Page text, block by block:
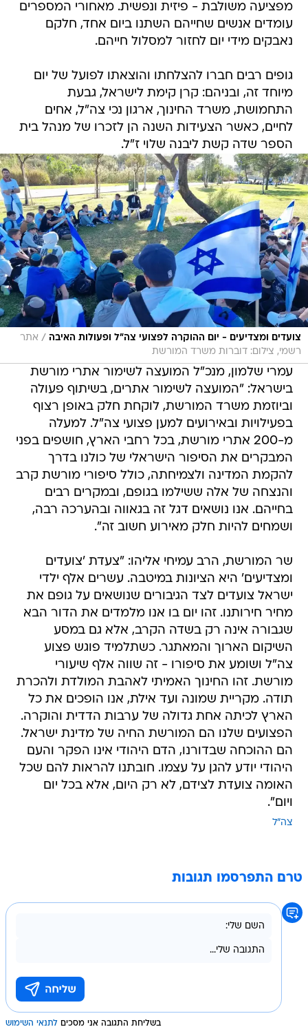
מפציעה משולבת - פיזית ונפשית. מאחורי המספרים
עומדים אנשים שחייהם השתנו ביום אחד, חלקם
נאבקים מידי יום לחזור למסלול חייהם.
גופים רבים חברו להצלחתו והוצאתו לפועל של יום
מיוחד זה, ובניהם: קרן קימת לישראל, גבעת
התחמושת, משרד החינוך, ארגון נכי צה"ל, אחים
לחיים, כאשר הצעידות השנה הן לזכרו של מנהל בית
הספר שדה קשת ליבנה שלוי ז"ל.
צועדים ומצדיעים - יום ההוקרה לפצועי צה"ל ופעולות האיבה / אתר
רשמי, צילום: דוברות משרד המורשת
עמרי שלמון, מנכ"ל המועצה לשימור אתרי מורשת
בישראל: "המועצה לשימור אתרים, בשיתוף פעולה
וביוזמת משרד המורשת, לוקחת חלק באופן רצוף
בפעילויות ובאירועים למען פצועי צה"ל. למעלה
מ-200 אתרי מורשת, בכל רחבי הארץ, חושפים בפני
המבקרים את הסיפור הישראלי של כולנו בדרך
להקמת המדינה ולצמיחתה, כולל סיפורי מורשת קרב
והנצחה של אלה ששילמו בגופם, ובמקרים רבים
בחייהם. אנו נושאים דגל זה בגאווה ובהערכה רבה,
ושמחים להיות חלק מאירוע חשוב זה".
שר המורשת, הרב עמיחי אליהו: "צעדת 'צועדים
ומצדיעים' היא הציונות במיטבה. עשרים אלף ילדי
ישראל צועדים לצד הגיבורים שנושאים על גופם את
מחיר חירותנו. זהו יום בו אנו מלמדים את הדור הבא
שגבורה אינה רק בשדה הקרב, אלא גם במסע
השיקום הארוך והמאתגר. כשתלמיד פוגש פצוע
צה"ל ושומע את סיפורו - זה שווה אלף שיעורי
מורשת. זהו החינוך האמיתי לאהבת המולדת ולהכרת
תודה. מקריית שמונה ועד אילת, אנו הופכים את כל
הארץ לכיתה אחת גדולה של ערבות הדדית והוקרה.
הפצועים שלנו הם המורשת החיה של מדינת ישראל.
הם ההוכחה שבדורנו, הדם היהודי אינו הפקר והעם
היהודי יודע להגן על עצמו. חובתנו להראות להם שכל
האומה צועדת לצידם, לא רק היום, אלא בכל יום
ויום".
צה"ל
טרם התפרסמו תגובות
בשליחת התגובה אני מסכים לתנאי השימוש